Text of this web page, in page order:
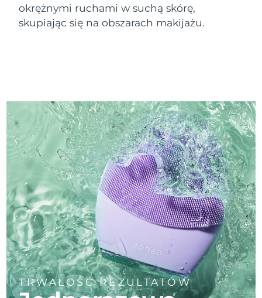
okrężnymi ruchami w suchą skórę,
skupiając się na obszarach makijażu.
TRWAŁOŚĆ REZULTATÓW